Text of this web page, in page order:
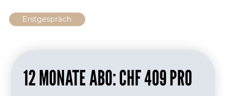
Erstgespräch
12 MONATE ABO: CHF 409 PRO